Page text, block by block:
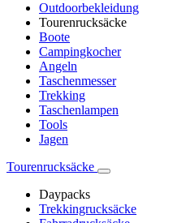
Outdoorbekleidung
Tourenrucksäcke
Boote
Campingkocher
Angeln
Taschenmesser
Trekking
Taschenlampen
Tools
Jagen
Tourenrucksäcke
Daypacks
Trekkingrucksäcke